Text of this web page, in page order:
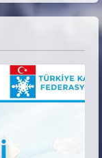
3.KADEME